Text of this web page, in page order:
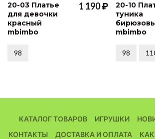
20-03 Платье
для девочки
красный
mbimbo
1 190 ₽
98
20-10
туника
mbimbo
98
КАТАЛОГ ТОВАРОВ ИГРУШКИ
КОНТАКТЫ
ДОСТАВКА И ОПЛАТА